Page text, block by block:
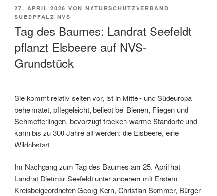
VERÖFFENTLICHT
AM
27. APRIL 2026 VON NATURSCHUTZVERBAND
SUEDPFALZ NVS
Tag des Baumes: Landrat Seefeldt
pflanzt Elsbeere auf NVS-
Grundstück
Sie kommt relativ selten vor, ist in Mittel- und Südeuropa
beheimatet, pflegeleicht, beliebt bei Bienen, Fliegen und
Schmetterlingen, bevorzugt trocken-warme Standorte und
kann bis zu 300 Jahre alt werden: die Elsbeere, eine
Wildobstart.
Im Nachgang zum Tag des Baumes am 25. April hat
Landrat Dietmar Seefeldt unter anderem mit Erstem
Kreisbeigeordneten Georg Kern, Christian Sommer, Bürger-